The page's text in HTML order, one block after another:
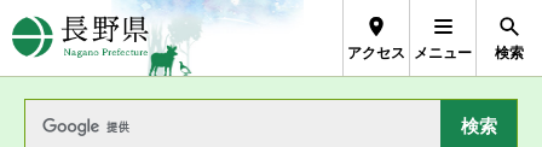
長野県Nagano Prefecture
アクセス メニュー 検索